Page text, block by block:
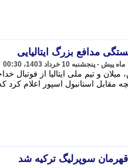
مدافع بزرگ ایتالیایی
میلان و تیم ملی ایتالیا از فوتبال
استانبول اسپور اعلام کرد که در 37 سالگی
قهرمان سوپرلیگ ترکیه شد